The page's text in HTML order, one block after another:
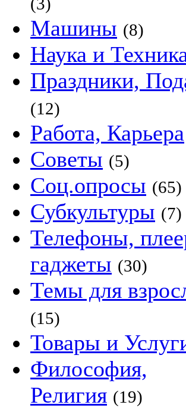
Машины (8)
Наука и
Праздники,
(12)
Работа, Карьера
Советы (5)
Соц.опросы (65)
Субкультуры (7)
Телефоны,
гаджеты (30)
Темы для
(15)
Товары и
Философия,
Религия (19)